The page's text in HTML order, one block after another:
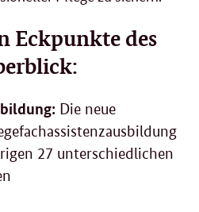
Eckpunkte des
Die neue
27 unterschiedlichen